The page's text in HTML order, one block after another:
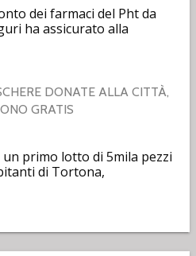
dei farmaci del Pht da
ha assicurato alla
DONATE ALLA CITTÀ,
GRATIS
un primo lotto di 5mila pezzi
di Tortona,